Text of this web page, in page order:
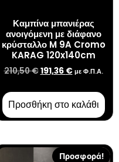
Καμπίνα μπανιέρας
ανοιγόμενη με διάφανο
κρύσταλλο M 9A Cromo
KARAG 120x140cm
210,50€191,36 € με Φ.Π.Α.
Προσθήκη στο καλάθι
Προσφορά!